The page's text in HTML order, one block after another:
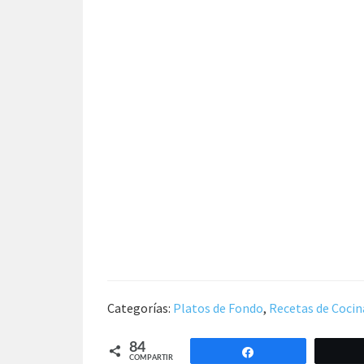
Categorías: Platos de Fondo, Recetas de
84
COMPARTIR